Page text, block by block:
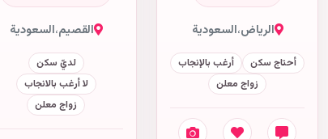
الرياض،السعودية
أحتاج سكن
أرغب بالإنجاب
زواج معلن
القصيم،السعودية
لديّ سكن
لا أرغب بالانجاب
زواج معلن